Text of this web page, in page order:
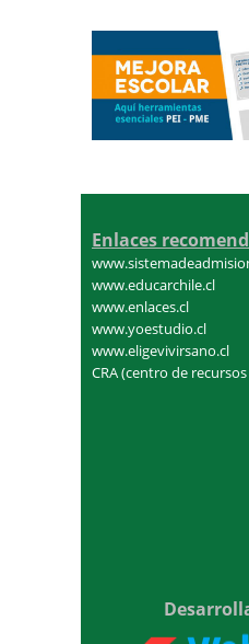
Enlaces
www.educarchile.cl
www.enlaces.cl
www.yoestudio.cl
www.eligevivirsano.cl
CRA (centro de